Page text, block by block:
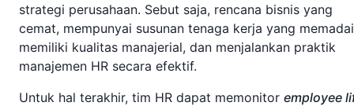
strategi perusahaan. Sebut saja, rencana bisnis yang
cemat, mempunyai susunan tenaga kerja yang
memiliki kualitas manajerial, dan menjalankan praktik
manajemen HR secara efektif.
Untuk hal terakhir, tim HR dapat memonitor employee